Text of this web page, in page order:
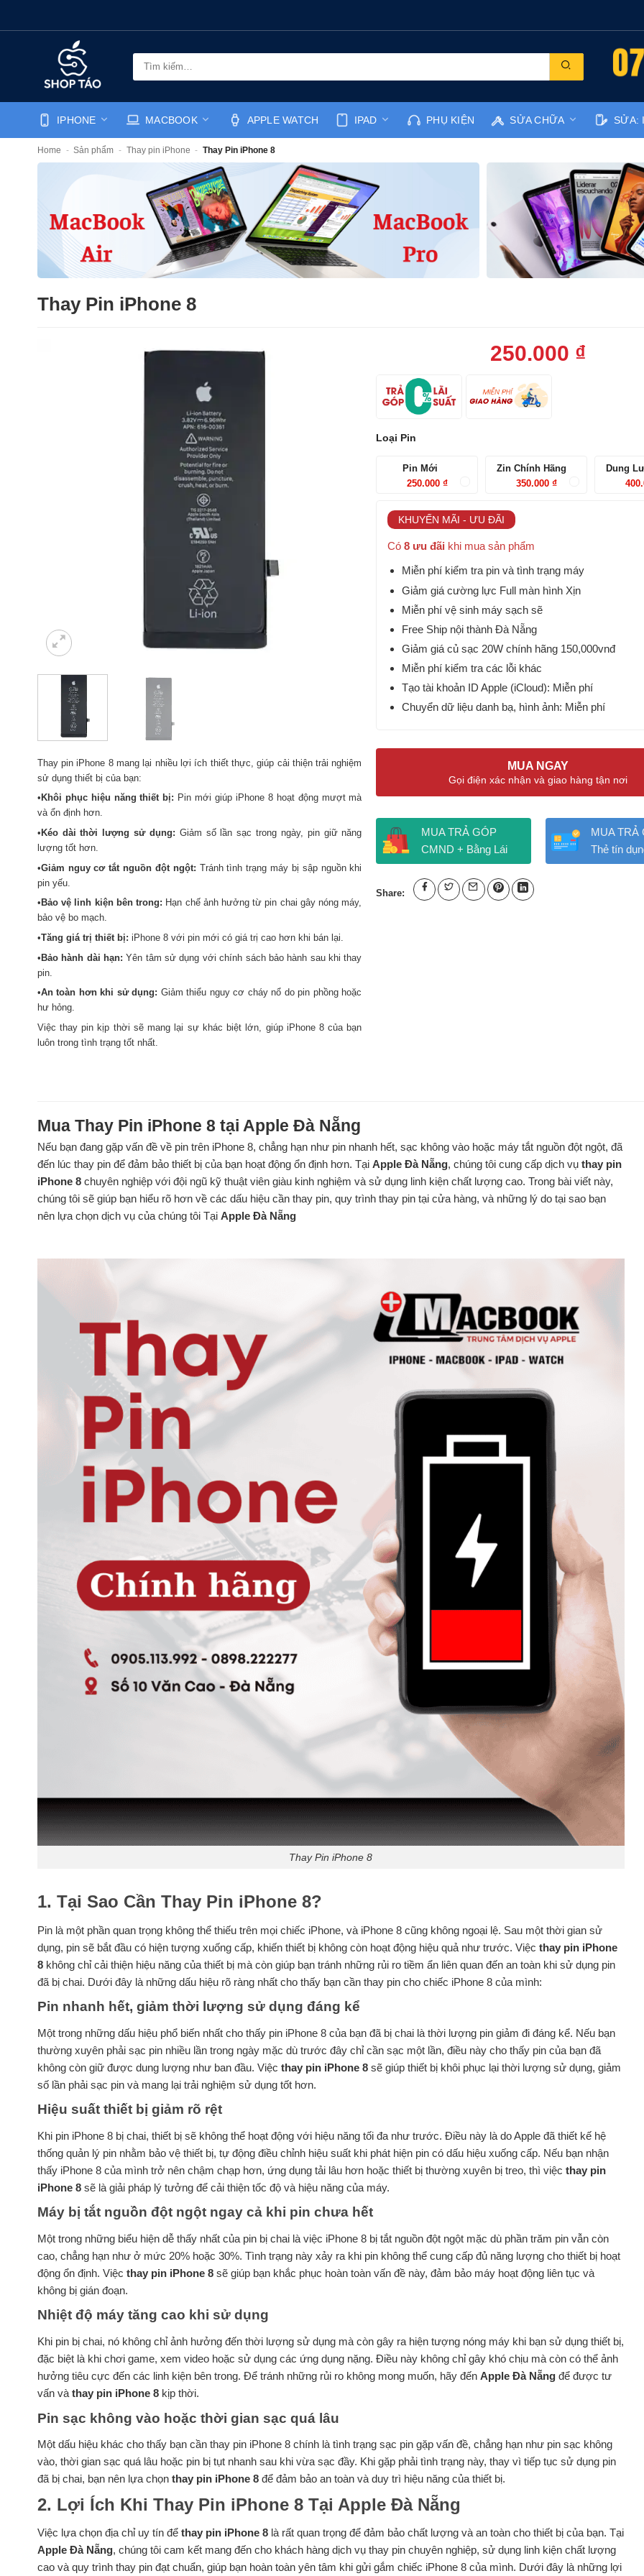
Tìm
IPHONE MACBOOK APPLE WATCH IPAD PHỤ KIỆN SỬA CHỮA SỬA:
Home - Sản phẩm - Thay pin iPhone - Thay Pin iPhone 8
Thay Pin iPhone 8
Thay pin iPhone 8 mang lại nhiều lợi ích thiết thực, giúp cải thiện trải nghiệm
sử dụng thiết bị của bạn:
• Khôi phục hiệu năng thiết bị: Pin mới giúp iPhone 8 hoạt động mượt mà
và ổn định hơn.
• Kéo dài thời lượng sử dụng: Giảm số lần sạc trong ngày, pin giữ năng
lượng tốt hơn.
•Giảm nguy cơ tắt nguồn đột ngột: Tránh tình trạng máy bị sập nguồn khi
pin yếu.
• Bảo vệ linh kiện bên trong: Hạn chế ảnh hưởng từ pin chai gây nóng máy,
bảo vệ bo mạch.
•Tăng giá trị thiết bị: iPhone 8 với pin mới có giá trị cao hơn khi bán lại.
•Bảo hành dài hạn: Yên tâm sử dụng với chính sách bảo hành sau khi thay
pin.
•An toàn hơn khi sử dụng: Giảm thiểu nguy cơ cháy nổ do pin phồng hoặc
hư hỏng.
Việc thay pin kịp thời sẽ mang lại sự khác biệt lớn, giúp iPhone 8 của bạn
luôn trong tình trạng tốt nhất.
250.000 ₫
Loại Pin
Pin Mới
250.000 ₫
Zin Chính Hãng
350.000 ₫
Dung
KHUYẾN MÃI - ƯU ĐÃI
Có8 ưu đãi khi mua sản phẩm
Miễn phí kiểm tra pin và tình trạng máy
Giảm giá cường lực Full màn hình Xịn
Miễn phí vệ sinh máy sạch sẽ
Free Ship nội thành Đà Nẵng
Giảm giá củ sạc 20W chính hãng 150,000vnđ
Miễn phí kiểm tra các lỗi khác
Tạo tài khoản ID Apple (iCloud): Miễn phí
Chuyển dữ liệu danh bạ, hình ảnh: Miễn phí
MUA NGAY
Gọi điện xác nhận và giao hàng tận nơi
MUA TRẢ GÓP
CMND + Bằng Lái
MUA TRẢ
Thẻ tín
Share:
Mua Thay Pin iPhone 8 tại Apple Đà Nẵng
Nếu bạn đang gặp vấn đề về pin trên iPhone 8, chẳng hạn như pin nhanh hết, sạc không vào hoặc máy tắt nguồn đột ngột, đã
đến lúc thay pin để đảm bảo thiết bị của bạn hoạt động ổn định hơn. Tại Apple Đà Nẵng, chúng tôi cung cấp dịch vụ thay pin
iPhone 8 chuyên nghiệp với đội ngũ kỹ thuật viên giàu kinh nghiệm và sử dụng linh kiện chất lượng cao. Trong bài viết này,
chúng tôi sẽ giúp bạn hiểu rõ hơn về các dấu hiệu cần thay pin, quy trình thay pin tại cửa hàng, và những lý do tại sao bạn
nên lựa chọn dịch vụ của chúng tôi Tại Apple Đà Nẵng
Thay Pin iPhone 8
1. Tại Sao Cần Thay Pin iPhone 8?
Pin là một phần quan trọng không thể thiếu trên mọi chiếc iPhone, và iPhone 8 cũng không ngoại lệ. Sau một thời gian sử
dụng, pin sẽ bắt đầu có hiện tượng xuống cấp, khiến thiết bị không còn hoạt động hiệu quả như trước. Việc thay pin iPhone
8 không chỉ cải thiện hiệu năng của thiết bị mà còn giúp bạn tránh những rủi ro tiềm ẩn liên quan đến an toàn khi sử dụng pin
đã bị chai. Dưới đây là những dấu hiệu rõ ràng nhất cho thấy bạn cần thay pin cho chiếc iPhone 8 của mình:
Pin nhanh hết, giảm thời lượng sử dụng đáng kể
Một trong những dấu hiệu phổ biến nhất cho thấy pin iPhone 8 của bạn đã bị chai là thời lượng pin giảm đi đáng kể. Nếu bạn
thường xuyên phải sạc pin nhiều lần trong ngày mặc dù trước đây chỉ cần sạc một lần, điều này cho thấy pin của bạn đã
không còn giữ được dung lượng như ban đầu. Việc thay pin iPhone 8 sẽ giúp thiết bị khôi phục lại thời lượng sử dụng, giảm
số lần phải sạc pin và mang lại trải nghiệm sử dụng tốt hơn.
Hiệu suất thiết bị giảm rõ rệt
Khi pin iPhone 8 bị chai, thiết bị sẽ không thể hoạt động với hiệu năng tối đa như trước. Điều này là do Apple đã thiết kế hệ
thống quản lý pin nhằm bảo vệ thiết bị, tự động điều chỉnh hiệu suất khi phát hiện pin có dấu hiệu xuống cấp. Nếu bạn nhận
thấy iPhone 8 của mình trở nên chậm chạp hơn, ứng dụng tải lâu hơn hoặc thiết bị thường xuyên bị treo, thì việc thay pin
iPhone 8 sẽ là giải pháp lý tưởng để cải thiện tốc độ và hiệu năng của máy.
Máy bị tắt nguồn đột ngột ngay cả khi pin chưa hết
Một trong những biểu hiện dễ thấy nhất của pin bị chai là việc iPhone 8 bị tắt nguồn đột ngột mặc dù phần trăm pin vẫn còn
cao, chẳng hạn như ở mức 20% hoặc 30%. Tình trạng này xảy ra khi pin không thể cung cấp đủ năng lượng cho thiết bị hoạt
động ổn định. Việc thay pin iPhone 8 sẽ giúp bạn khắc phục hoàn toàn vấn đề này, đảm bảo máy hoạt động liên tục và
không bị gián đoạn.
Nhiệt độ máy tăng cao khi sử dụng
Khi pin bị chai, nó không chỉ ảnh hưởng đến thời lượng sử dụng mà còn gây ra hiện tượng nóng máy khi bạn sử dụng thiết bị,
đặc biệt là khi chơi game, xem video hoặc sử dụng các ứng dụng nặng. Điều này không chỉ gây khó chịu mà còn có thể ảnh
hưởng tiêu cực đến các linh kiện bên trong. Để tránh những rủi ro không mong muốn, hãy đến Apple Đà Nẵng để được tư
vấn và thay pin iPhone 8 kịp thời.
Pin sạc không vào hoặc thời gian sạc quá lâu
Một dấu hiệu khác cho thấy bạn cần thay pin iPhone 8 chính là tình trạng sạc pin gặp vấn đề, chẳng hạn như pin sạc không
vào, thời gian sạc quá lâu hoặc pin bị tụt nhanh sau khi vừa sạc đầy. Khi gặp phải tình trạng này, thay vì tiếp tục sử dụng pin
đã bị chai, bạn nên lựa chọn thay pin iPhone 8 để đảm bảo an toàn và duy trì hiệu năng của thiết bị.
2. Lợi Ích Khi Thay Pin iPhone 8 Tại Apple Đà Nẵng
Việc lựa chọn địa chỉ uy tín để thay pin iPhone 8 là rất quan trọng để đảm bảo chất lượng và an toàn cho thiết bị của bạn. Tại
Apple Đà Nẵng, chúng tôi cam kết mang đến cho khách hàng dịch vụ thay pin chuyên nghiệp, sử dụng linh kiện chất lượng
cao và quy trình thay pin đạt chuẩn, giúp bạn hoàn toàn yên tâm khi gửi gắm chiếc iPhone 8 của mình. Dưới đây là những lợi